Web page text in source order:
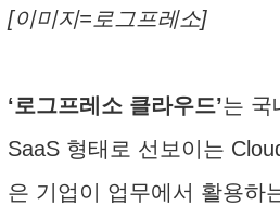
[이미지=로그프레소]
‘로그프레소 클라우드’는 국
SaaS 형태로 선보이는
은 기업이 업무에서 활용하